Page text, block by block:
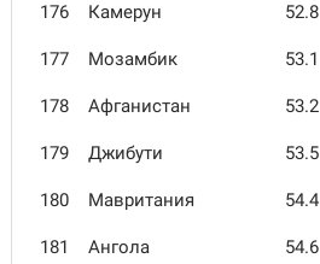
176 Камерун 52.8
177 Мозамбик 53.1
178 Афганистан 53.2
179 Джибути 53.5
180 Мавритания 54.4
181 Ангола 54.6